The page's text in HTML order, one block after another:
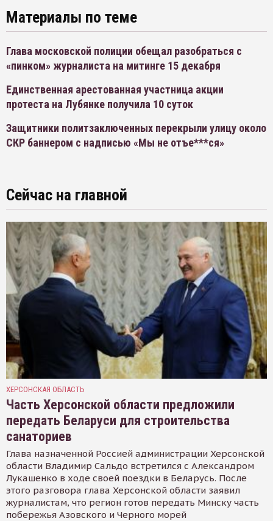
Материалы по теме
Глава московской полиции обещал разобраться с
«пинком» журналиста на митинге 15 декабря
Единственная арестованная участница акции
протеста на Лубянке получила 10 суток
Защитники политзаключенных перекрыли улицу около
СКР баннером с надписью «Мы не отъе***ся»
Сейчас на главной
ХЕРСОНСКАЯ ОБЛАСТЬ
Часть Херсонской области предложили
передать Беларуси для строительства
санаториев
Глава назначенной Россией администрации Херсонской
области Владимир Сальдо встретился с Александром
Лукашенко в ходе своей поездки в Беларусь. После
этого разговора глава Херсонской области заявил
журналистам, что регион готов передать Минску часть
побережья Азовского и Черного морей